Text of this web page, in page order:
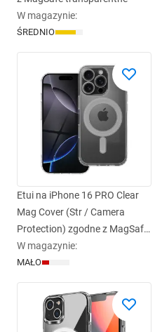
W magazynie:
ŚREDNIO
Etui na iPhone 16 PRO Clear
Mag Cover (Str / Camera
Protection) zgodne z MagSafe
transparentne
W magazynie:
MAŁO